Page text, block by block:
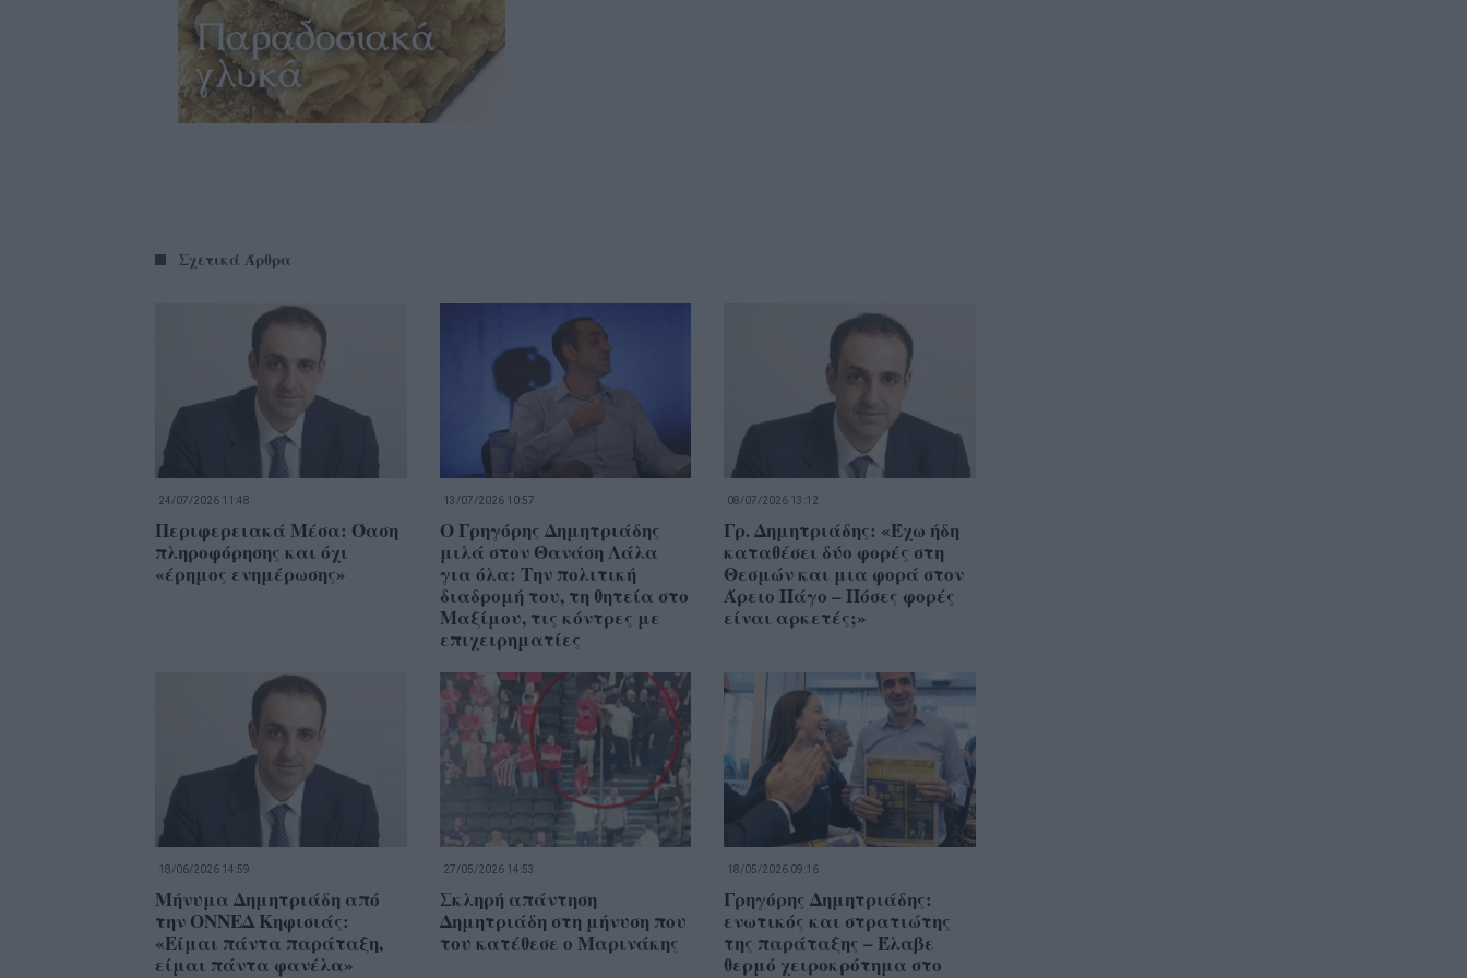
Σχετικά Άρθρα
24/07/2026 11:48
Περιφερειακά Μέσα: Όαση
πληροφόρησης και όχι
«έρημος ενημέρωσης»
13/07/2026 10:57
O Γρηγόρης Δημητριάδης
μιλά στον Θανάση Λάλα
για όλα: Την πολιτική
διαδρομή του, τη θητεία στο
Μαξίμου, τις κόντρες με
επιχειρηματίες
08/07/2026 13:12
Γρ. Δημητριάδης: «Έχω ήδη
καταθέσει δύο φορές στη
Θεσμών και μια φορά στον
Άρειο Πάγο – Πόσες φορές
είναι αρκετές;»
18/06/2026 14:59
Μήνυμα Δημητριάδη από
την ΟΝΝΕΔ Κηφισιάς:
«Είμαι πάντα παράταξη,
είμαι πάντα φανέλα»
27/05/2026 14:53
Σκληρή απάντηση
Δημητριάδη στη μήνυση που
του κατέθεσε ο Μαρινάκης
18/05/2026 09:16
Γρηγόρης Δημητριάδης:
ενωτικός και στρατιώτης
της παράταξης – Έλαβε
θερμό χειροκρότημα στο